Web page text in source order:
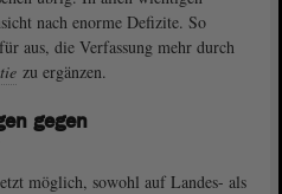
nach enorme Defizite. So
aus, die Verfassung mehr durch
zu ergänzen.
gegen
möglich, sowohl auf Landes- als